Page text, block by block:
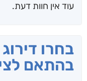
עוד אין חוות דעת.
בחרו
בהתאם